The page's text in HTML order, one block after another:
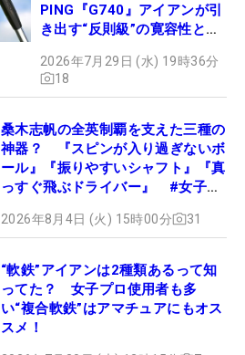
PING『G740』アイアンが引
き出す“反則級”の寛容性と飛
2026年7月29日 (水) 19時36分
18
桑木志帆の全英制覇を支えた三種の
神器？ 『スピンが入り過ぎないボ
ール』『振りやすいシャフト』『真
っすぐ飛ぶドライバー』 #女子プ
2026年8月4日 (火) 15時00分 31
“軟鉄”アイアンは2種類あるって知
ってた？ 女子プロ使用者も多
い“複合軟鉄”はアマチュアにもオス
スメ！